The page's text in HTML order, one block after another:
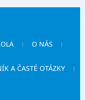
O NÁS
A ČASTÉ OTÁZKY